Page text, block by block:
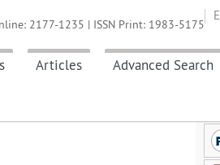
Articles Advanced Search
2177-1235 | ISSN Print: 1983-5175